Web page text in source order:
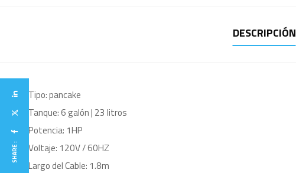
DESCRIPCIÓN
• Tipo: pancake
• Tanque: 6 galón | 23 litros
• Potencia: 1HP
• Voltaje: 120V / 60HZ
• Largo del Cable: 1.8m
SHARE :